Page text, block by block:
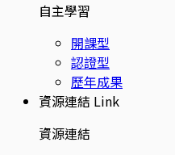
自主學習
開課型
認證型
歷年成果
資源連結 Link
資源連結